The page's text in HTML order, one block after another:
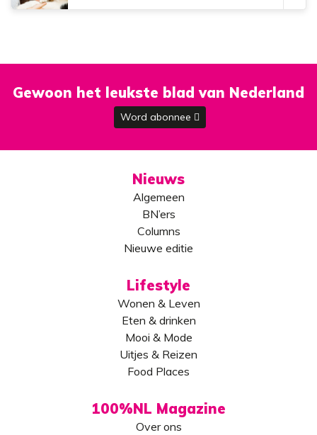
Gewoon het leukste blad van Nederland
Word abonnee
Nieuws
Algemeen
BN’ers
Columns
Nieuwe editie
Lifestyle
Wonen & Leven
Eten & drinken
Mooi & Mode
Uitjes & Reizen
Food Places
100%NL Magazine
Over ons